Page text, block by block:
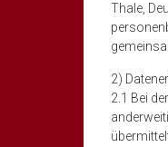
Thale,
2)
2.1 Bei